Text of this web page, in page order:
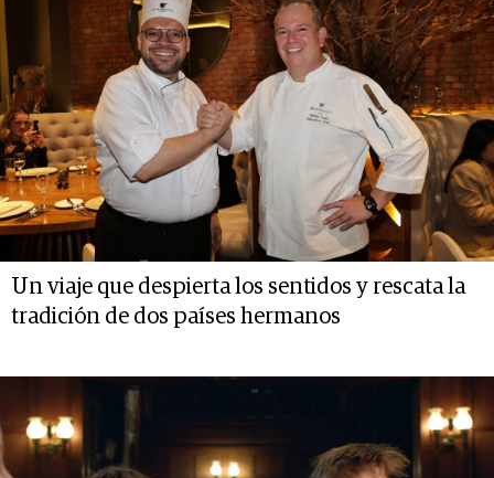
Un viaje que despierta los sentidos y rescata la
tradición de dos países hermanos